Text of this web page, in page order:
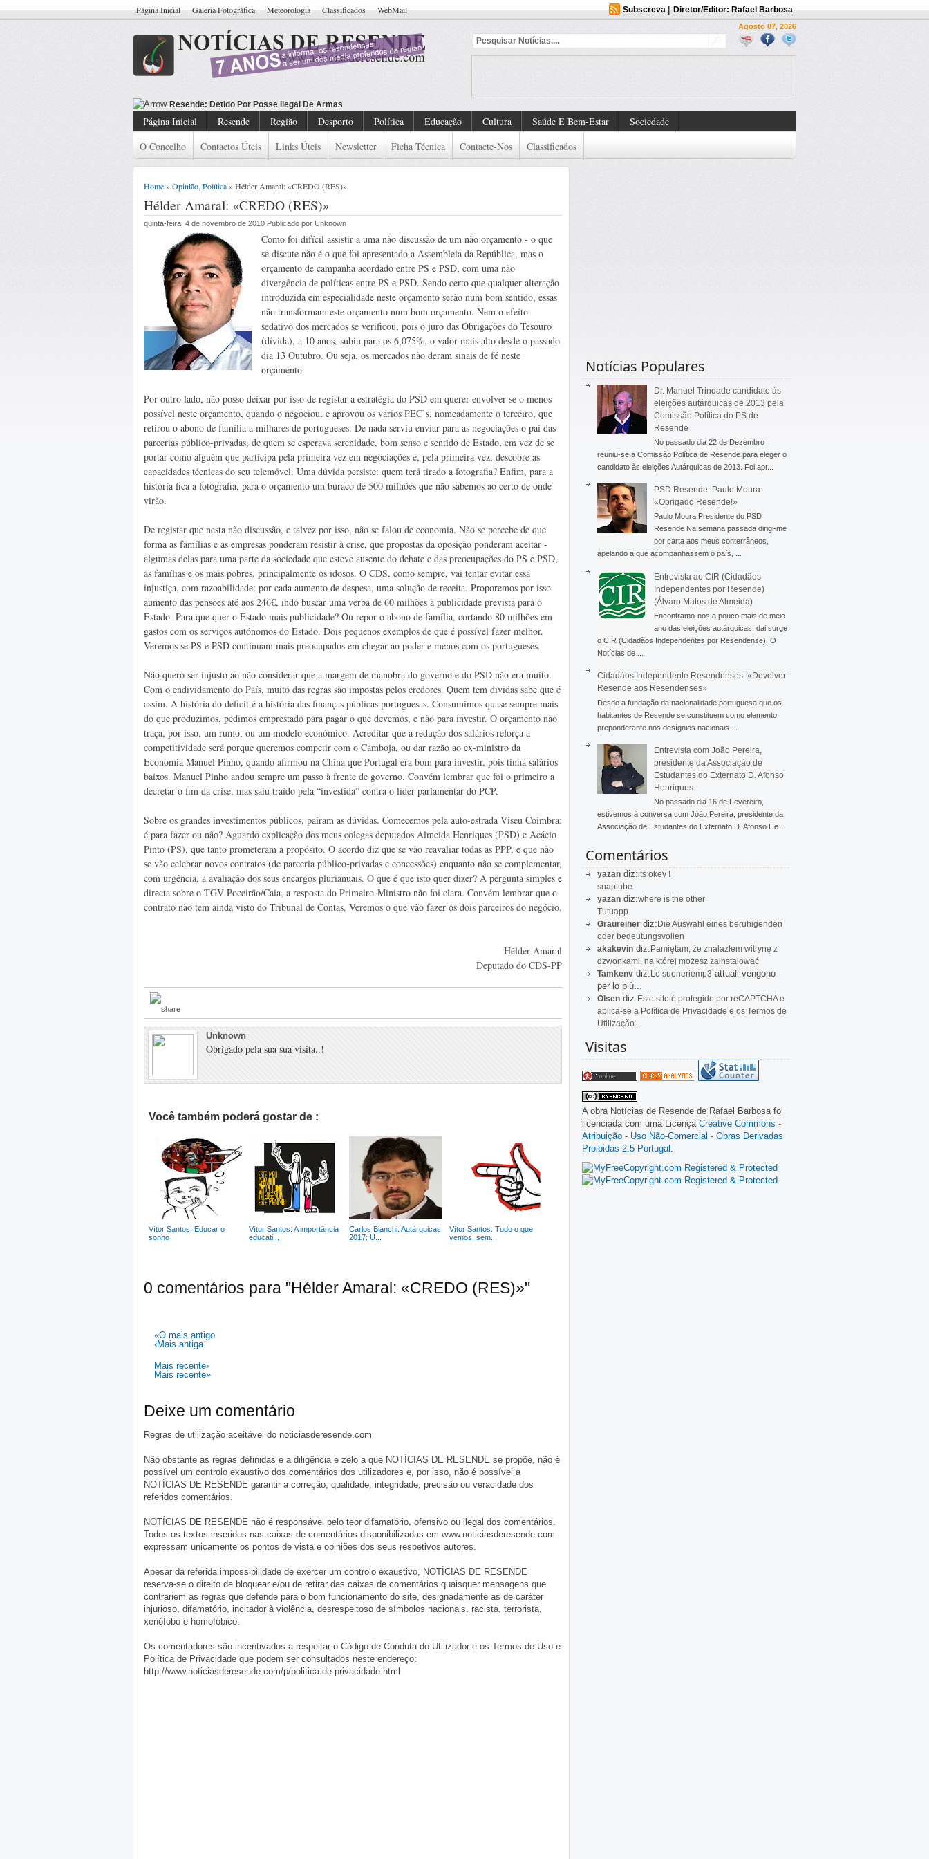
Página Inicial Galeria Fotográfica Meteorologia Classificados WebMail Subscreva| Diretor/Editor: Rafael Barbosa
Agosto 07, 2026
Resende: Detido Cida
Página Inicial Resende Região Desporto Política Educação Cultura Saúde E Bem-Estar
Sociedade
O Concelho
Contactos Úteis Links Úteis Newsletter Ficha Técnica Contacte-Nos Classificados
Home»Opinião Política» Hélder Amaral: «CREDO (RES)»
Hélder Amaral: «CREDO (RES)»
quinta-feira, 4 de novembro de 2010 Publicado por Unknown
Como foi difícil assistir a uma não discussão de um não orçamento - o que
se discute não é o que foi apresentado a Assembleia da República, mas o
orçamento de campanha acordado entre PS e PSD, com uma não
divergência de políticas entre PS e PSD. Sendo certo que qualquer alteração
introduzida em especialidade neste orçamento serão num bom sentido, essas
não transformam este orçamento num bom orçamento. Nem o efeito
sedativo dos mercados se verificou, pois o juro das Obrigações do Tesouro
(dívida), a 10 anos, subiu para os 6,075%, o valor mais alto desde o passado
dia 13 Outubro. Ou seja, os mercados não deram sinais de fé neste
orçamento.
Por outro lado, não posso deixar por isso de registar a estratégia do PSD em querer envolver-se o menos
possível neste orçamento, quando o negociou, e aprovou os vários PEC`s, nomeadamente o terceiro, que
retirou o abono de família a milhares de portugueses. De nada serviu enviar para as negociações o pai das
parcerias público-privadas, de quem se esperava serenidade, bom senso e sentido de Estado, em vez de se
portar como alguém que participa pela primeira vez em negociações e, pela primeira vez, descobre as
capacidades técnicas do seu telemóvel. Uma dúvida persiste: quem terá tirado a fotografia? Enfim, para a
história fica a fotografia, para o orçamento um buraco de 500 milhões que não sabemos ao certo de onde
virão.
De registar que nesta não discussão, e talvez por isso, não se falou de economia. Não se percebe de que
forma as famílias e as empresas ponderam resistir à crise, que propostas da oposição ponderam aceitar -
algumas delas para uma parte da sociedade que esteve ausente do debate e das preocupações do PS e PSD,
as famílias e os mais pobres, principalmente os idosos. O CDS, como sempre, vai tentar evitar essa
injustiça, com razoabilidade: por cada aumento de despesa, uma solução de receita. Proporemos por isso
aumento das pensões até aos 246€, indo buscar uma verba de 60 milhões à publicidade prevista para o
Estado. Para que quer o Estado mais publicidade? Ou repor o abono de família, cortando 80 milhões em
gastos com os serviços autónomos do Estado. Dois pequenos exemplos de que é possível fazer melhor.
Veremos se PS e PSD continuam mais preocupados em chegar ao poder e menos com os portugueses.
Não quero ser injusto ao não considerar que a margem de manobra do governo e do PSD não era muito.
Com o endividamento do País, muito das regras são impostas pelos credores. Quem tem dividas sabe que é
assim. A história do deficit é a história das finanças públicas portuguesas. Consumimos quase sempre mais
do que produzimos, pedimos emprestado para pagar o que devemos, e não para investir. O orçamento não
traça, por isso, um rumo, ou um modelo económico. Acreditar que a redução dos salários reforça a
competitividade será porque queremos competir com o Camboja, ou dar razão ao ex-ministro da
Economia Manuel Pinho, quando afirmou na China que Portugal era bom para investir, pois tinha salários
baixos. Manuel Pinho andou sempre um passo à frente de governo. Convém lembrar que foi o primeiro a
decretar o fim da crise, mas saiu traído pela “investida” contra o líder parlamentar do PCP.
Sobre os grandes investimentos públicos, pairam as dúvidas. Comecemos pela auto-estrada Viseu Coimbra:
é para fazer ou não? Aguardo explicação dos meus colegas deputados Almeida Henriques (PSD) e Acácio
Pinto (PS), que tanto prometeram a propósito. O acordo diz que se vão reavaliar todas as PPP, e que não
se vão celebrar novos contratos (de parceria público-privadas e concessões) enquanto não se complementar,
com urgência, a avaliação dos seus encargos plurianuais. O que é que isto quer dizer? A pergunta simples e
directa sobre o TGV Poceirão/Caia, a resposta do Primeiro-Ministro não foi clara. Convém lembrar que o
contrato não tem ainda visto do Tribunal de Contas. Veremos o que vão fazer os dois parceiros do negócio.
Hélder Amaral
Deputado do CDS-PP
Unknown
Obrigado pela sua sua visita..!
Você também poderá gostar de :
Vítor Santos: Educar o
sonho
Vítor Santos: A importância
educati...
Carlos Bianchi: Autárquicas
2017: U...
Vítor Santos: Tudo o que
vemos, sem...
0 comentários para "Hélder Amaral: «CREDO (RES)»"
«O mais antigo
‹Mais antiga
Mais recente›
Mais recente»
Deixe um comentário
Regras de utilização aceitável do noticiasderesende.com
Não obstante as regras definidas e a diligência e zelo a que NOTÍCIAS DE RESENDE se propõe, não é
possível um controlo exaustivo dos comentários dos utilizadores e, por isso, não é possível a
NOTÍCIAS DE RESENDE garantir a correção, qualidade, integridade, precisão ou veracidade dos
referidos comentários.
NOTÍCIAS DE RESENDE não é responsável pelo teor difamatório, ofensivo ou ilegal dos comentários.
Todos os textos inseridos nas caixas de comentários disponibilizadas em www.noticiasderesende.com
expressam unicamente os pontos de vista e opiniões dos seus respetivos autores.
Apesar da referida impossibilidade de exercer um controlo exaustivo, NOTÍCIAS DE RESENDE
reserva-se o direito de bloquear e/ou de retirar das caixas de comentários quaisquer mensagens que
contrariem as regras que defende para o bom funcionamento do site, designadamente as de caráter
injurioso, difamatório, incitador à violência, desrespeitoso de símbolos nacionais, racista, terrorista,
xenófobo e homofóbico.
Os comentadores são incentivados a respeitar o Código de Conduta do Utilizador e os Termos de Uso e
Política de Privacidade que podem ser consultados neste endereço:
http://www.noticiasderesende.com/p/politica-de-privacidade.html
Notícias Populares
Dr. Manuel Trindade candidato às
eleições autárquicas de 2013 pela
Comissão Política do PS de
Resende
No passado dia 22 de Dezembro
reuniu-se a Comissão Política de Resende para eleger o
candidato às eleições Autárquicas de 2013. Foi apr...
PSD Resende: Paulo Moura:
«Obrigado Resende!»
Paulo Moura Presidente do PSD
Resende Na semana passada dirigi-me
por carta aos meus conterrâneos,
apelando a que acompanhassem o país, ...
Entrevista ao CIR (Cidadãos
Independentes por Resende)
(Álvaro Matos de Almeida)
Encontramo-nos a pouco mais de meio
ano das eleições autárquicas, dai surge
o CIR (Cidadãos Independentes por Resendense). O
Notícias de ...
Cidadãos Independente Resendenses: «Devolver
Resende aos Resendenses»
Desde a fundação da nacionalidade portuguesa que os
habitantes de Resende se constituem como elemento
preponderante nos desígnios nacionais ...
Entrevista com João Pereira,
presidente da Associação de
Estudantes do Externato D. Afonso
Henriques
No passado dia 16 de Fevereiro,
estivemos à conversa com João Pereira, presidente da
Associação de Estudantes do Externato D. Afonso He...
Comentários
yazan diz:its okey !
snaptube
yazan diz:where is the other
Tutuapp
Graureiher diz:Die Auswahl eines beruhigenden
oder bedeutungsvollen
akakevin diz:Pamiętam, że znalazłem witrynę z
dzwonkami, na której możesz zainstalować
Tamkenv diz:Le suoneriemp3 attuali vengono
per lo più...
Olsen diz:Este site é protegido por reCAPTCHA e
aplica-se a Política de Privacidade e os Termos de
Utilização...
Visitas
A obra Notícias de Resende de Rafael Barbosa foi
licenciada com uma Licença Creative Commons -
Atribuição - Uso Não-Comercial - Obras Derivadas
Proibidas 2.5 Portugal